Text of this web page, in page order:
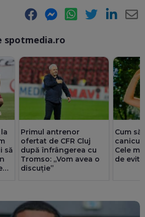
Facebook Messenger WhatsApp Twitter LinkedIn
spotmedia.ro
să
Primul antrenor
ofertat de CFR Cluj
după înfrângerea cu
Tromso: „Vom avea o
discuție”
Cum
Cele
de